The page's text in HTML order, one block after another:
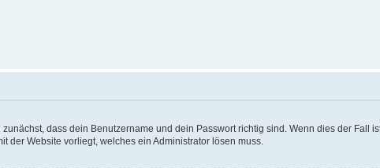
dass dein Benutzername und dein Passwort richtig sind. Wenn dies der
der Website vorliegt, welches ein Administrator lösen muss.